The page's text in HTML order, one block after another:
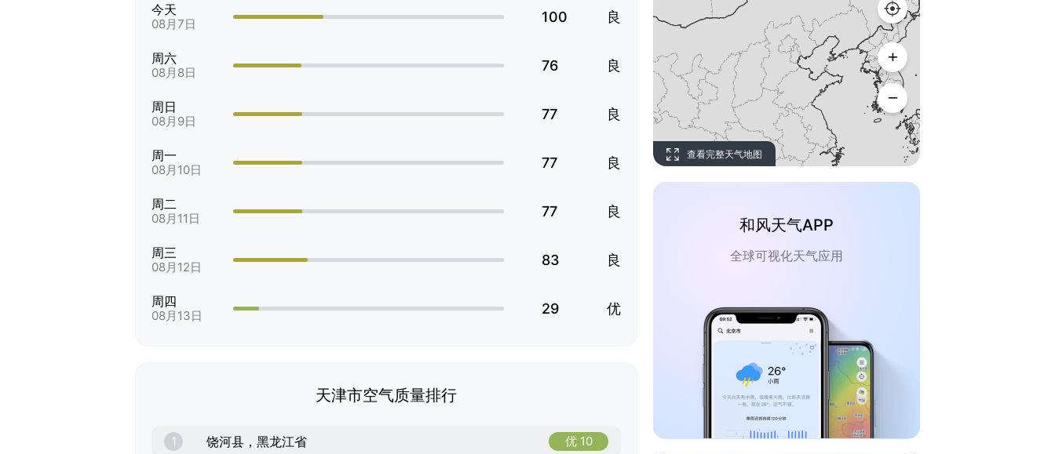
今天
08月7日 100 良
周六
08月8日 76 良
周日
08月9日 77 良
周一
08月10日 77 良
周二
08月11日 77 良
周三
08月12日 83 良
周四
08月13日 29 优
天津市空气质量排行
1 饶河县，黑龙江省 优 10
查看完整天气地图
和风天气APP
全球可视化天气应用